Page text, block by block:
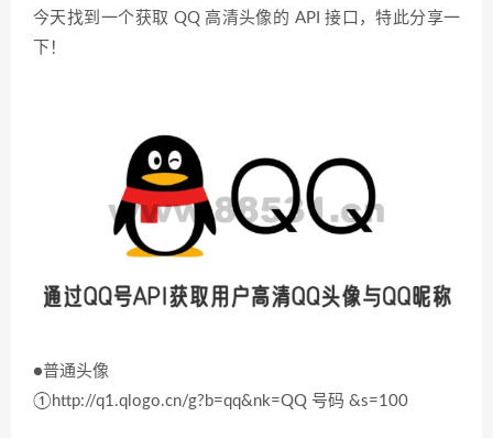
今天找到一个获取 QQ 高清头像的 API 接口，特此分享一
下！
●普通头像
①http://q1.qlogo.cn/g?b=qq&nk=QQ 号码 &s=100